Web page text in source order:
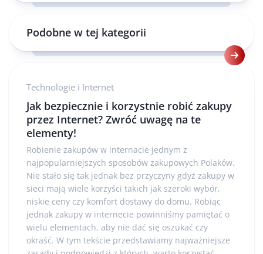
Podobne w tej kategorii
Technologie i Internet
Jak bezpiecznie i korzystnie robić zakupy
przez Internet? Zwróć uwagę na te
elementy!
Robienie zakupów w internacie jednym z
najpopularniejszych sposobów zakupowych Polaków.
Nie stało się tak jednak bez przyczyny gdyż zakupy w
sieci mają wiele korzyści takich jak szeroki wybór,
niskie ceny czy komfort dostawy do domu. Robiąc
jednak zakupy w internecie powinniśmy pamiętać o
wielu elementach, aby nie dać się oszukać czy
okraść. W tym tekście przedstawiamy najważniejsze